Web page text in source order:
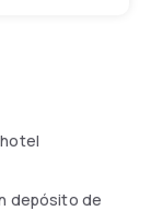
depósito de